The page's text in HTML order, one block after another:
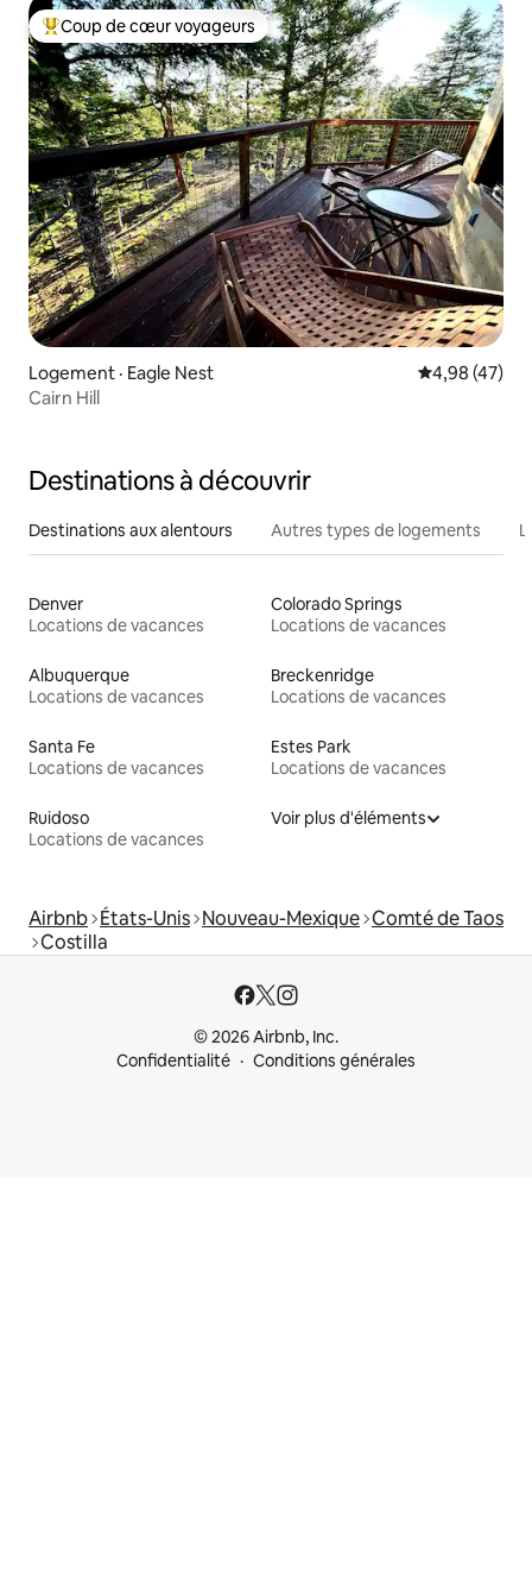
Coup de cœur voyageurs parmi les plus aimés
Coup de cœur voyageurs
Logement · Eagle Nest Note
4,98 (47)
Cairn Hill
Destinations à découvrir
Destinations aux alentours Autres types de logements
Denver
Locations de vacances
Colorado Springs
Locations de vacances
Albuquerque
Locations de vacances
Breckenridge
Locations de vacances
Santa Fe
Locations de vacances
Estes Park
Locations de vacances
Ruidoso
Locations de vacances
Voir plus d'éléments
Airbnb États-Unis Nouveau-Mexique Comté de Taos
Costilla
© 2026 Airbnb, Inc.
Confidentialité
Conditions générales